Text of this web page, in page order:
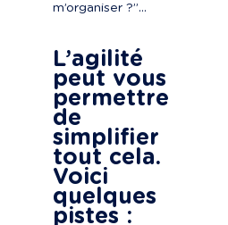
m’organiser ?”…
L’agilité
peut vous
permettre
de
simplifier
tout cela.
Voici
quelques
pistes :